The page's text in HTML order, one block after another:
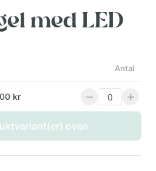
med LED
Antal
kr
ovan